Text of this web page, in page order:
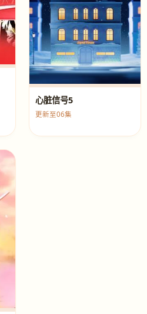
心脏信号5
更新至06集